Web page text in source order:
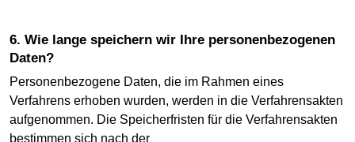
6. Wie lange speichern wir Ihre personenbezogenen
Daten?
Personenbezogene Daten, die im Rahmen eines
Verfahrens erhoben wurden, werden in die Verfahrensakten
aufgenommen. Die Speicherfristen für die Verfahrensakten
bestimmen sich nach der